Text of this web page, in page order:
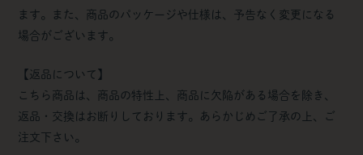
ます。また、商品のパッケージや仕様は、予告なく変更になる
場合がございます。
【返品について】
こちら商品は、商品の特性上、商品に欠陥がある場合を除き、
返品・交換はお断りしております。あらかじめご了承の上、ご
注文下さい。